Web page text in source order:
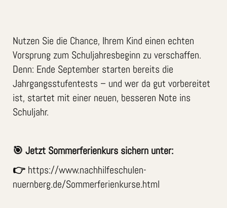
Nutzen Sie die Chance, Ihrem Kind einen echten
Vorsprung zum Schuljahresbeginn zu verschaffen.
Denn: Ende September starten bereits die
Jahrgangsstufentests – und wer da gut vorbereitet
ist, startet mit einer neuen, besseren Note ins
Schuljahr.
🎯 Jetzt Sommerferienkurs sichern unter:
👉 https://www.nachhilfeschulen-
nuernberg.de/Sommerferienkurse.html